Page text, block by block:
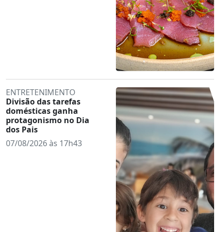
ENTRETENIMENTO
Divisão das tarefas
domésticas ganha
protagonismo no Dia
dos Pais
07/08/2026 às 17h43